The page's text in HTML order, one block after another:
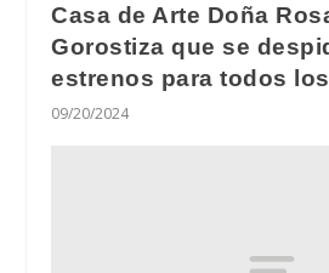
Casa de Arte Doña
Gorostiza que se
estrenos para todos
09/20/2024